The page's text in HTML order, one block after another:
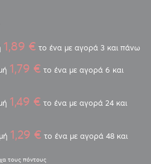
1,89 € το ένα με αγορά 3 και πάνω
1,79 € το ένα με αγορά 6 και
1,49 € το ένα με αγορά 24 και
1,29 € το ένα με αγορά 48 και